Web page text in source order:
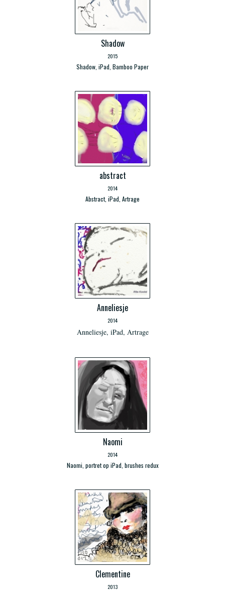
Shadow
2015
Shadow, iPad, Bamboo Paper
abstract
2014
Abstract, iPad, Artrage
Anneliesje
2014
Anneliesje, iPad, Artrage
Naomi
2014
Naomi, portret op iPad, brushes redux
Clementine
2013